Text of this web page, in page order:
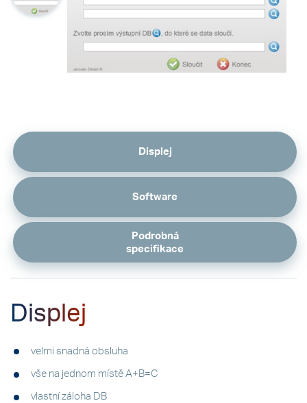
Displej
Software
Podrobná
specifikace
Displej
velmi snadná obsluha
vše na jednom místě A+B=C
vlastní záloha DB